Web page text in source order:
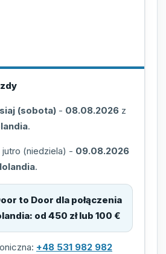
(sobota) - 08.08.2026 z
.
jutro (niedziela) - 09.08.2026
.
to Door dla połączenia
: od 450 zł lub 100 €
+48 531 982 982